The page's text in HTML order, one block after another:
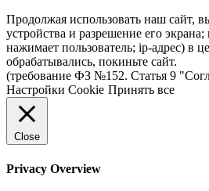
Продолжая использовать наш сайт,
устройства и разрешение его
нажимает пользователь; ip-адрес) в
обрабатывались, покиньте сайт.
(требование ФЗ №152. Статья 9
Настройки Cookie Принять все
Close
Privacy Overview